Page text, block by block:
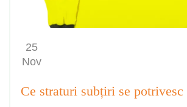
25
Nov